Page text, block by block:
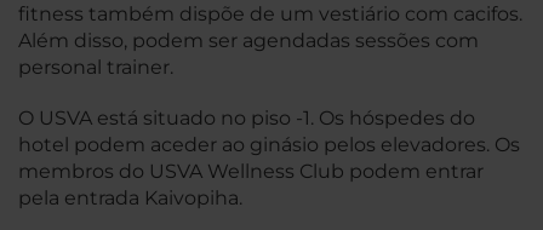
fitness também dispõe de um vestiário com cacifos.
Além disso, podem ser agendadas sessões com
personal trainer.
O USVA está situado no piso -1. Os hóspedes do
hotel podem aceder ao ginásio pelos elevadores. Os
membros do USVA Wellness Club podem entrar
pela entrada Kaivopiha.